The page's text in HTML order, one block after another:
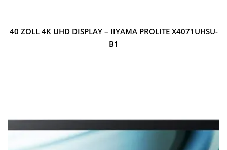
40 ZOLL 4K UHD DISPLAY – IIYAMA PROLITE X4071UHSU-
B1